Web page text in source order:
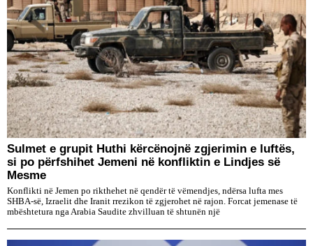
Sulmet e grupit Huthi kërcënojnë zgjerimin e luftës,
si po përfshihet Jemeni në konfliktin e Lindjes së
Mesme
Konflikti në Jemen po rikthehet në qendër të vëmendjes, ndërsa lufta mes
SHBA-së, Izraelit dhe Iranit rrezikon të zgjerohet në rajon. Forcat jemenase të
mbështetura nga Arabia Saudite zhvilluan të shtunën një